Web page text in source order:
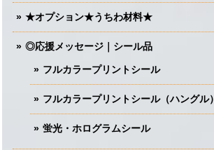
★オプション★うちわ材料★
◎応援メッセージ｜シール品
フルカラープリントシール
フルカラープリントシール（ハングル）
蛍光・ホログラムシール